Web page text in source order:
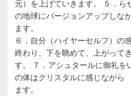
元）を上げていきます。 ５．ら
の地球にバージョンアップしな
ます。
６．自分（ハイヤーセルフ）の
終わり、下を眺めて、上がっ
す。 ７．アシュタールに御礼を
の体はクリスタルに感じなが
ます。